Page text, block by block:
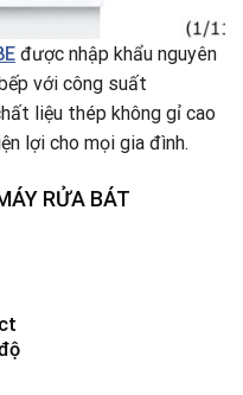
được nhập khẩu nguyên
với công suất
liệu thép không gỉ cao
lợi cho mọi gia đình.
RỬA BÁT